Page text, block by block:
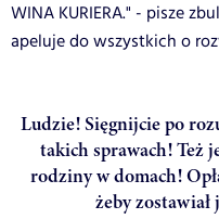
WINA KURIERA." - pisze
apeluje do wszystkich o
Ludzie! Sięgnijcie po
takich sprawach! Też
rodziny w domach!
żeby